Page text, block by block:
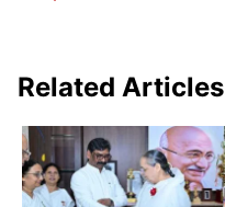
Related Articles